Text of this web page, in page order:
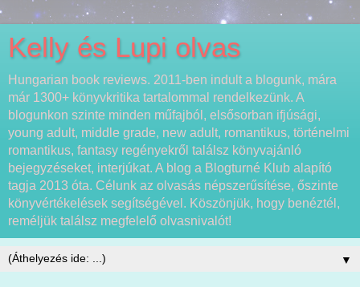
Kelly és Lupi olvas
Hungarian book reviews. 2011-ben indult a blogunk, mára
már 1300+ könyvkritika tartalommal rendelkezünk. A
blogunkon szinte minden műfajból, elsősorban ifjúsági,
young adult, middle grade, new adult, romantikus, történelmi
romantikus, fantasy regényekről találsz könyvajánló
bejegyzéseket, interjúkat. A blog a Blogturné Klub alapító
tagja 2013 óta. Célunk az olvasás népszerűsítése, őszinte
könyvértékelések segítségével. Köszönjük, hogy benéztél,
reméljük találsz megfelelő olvasnivalót!
▼